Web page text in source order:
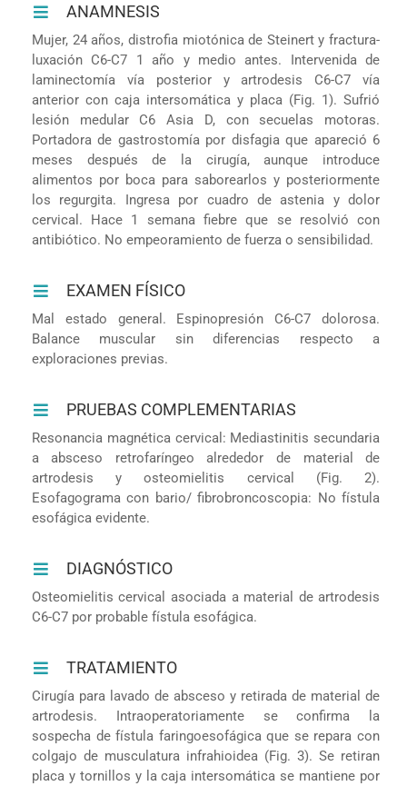
ANAMNESIS
Mujer, 24 años, distrofia miotónica de Steinert y fractura-
luxación C6-C7 1 año y medio antes. Intervenida de
laminectomía vía posterior y artrodesis C6-C7 vía
anterior con caja intersomática y placa (Fig. 1). Sufrió
lesión medular C6 Asia D, con secuelas motoras.
Portadora de gastrostomía por disfagia que apareció 6
meses después de la cirugía, aunque introduce
alimentos por boca para saborearlos y posteriormente
los regurgita. Ingresa por cuadro de astenia y dolor
cervical. Hace 1 semana fiebre que se resolvió con
antibiótico. No empeoramiento de fuerza o sensibilidad.
EXAMEN FÍSICO
Mal estado general. Espinopresión C6-C7 dolorosa.
Balance muscular sin diferencias respecto a
exploraciones previas.
PRUEBAS COMPLEMENTARIAS
Resonancia magnética cervical: Mediastinitis secundaria
a absceso retrofaríngeo alrededor de material de
artrodesis y osteomielitis cervical (Fig. 2).
Esofagograma con bario/ fibrobroncoscopia: No fístula
esofágica evidente.
DIAGNÓSTICO
Osteomielitis cervical asociada a material de artrodesis
C6-C7 por probable fístula esofágica.
TRATAMIENTO
Cirugía para lavado de absceso y retirada de material de
artrodesis. Intraoperatoriamente se confirma la
sospecha de fístula faringoesofágica que se repara con
colgajo de musculatura infrahioidea (Fig. 3). Se retiran
placa y tornillos y la caja intersomática se mantiene por